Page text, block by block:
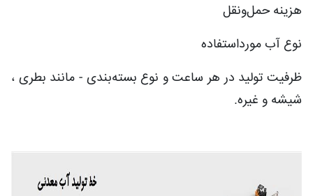
هزینه حمل‌ونقل
نوع آب مورداستفاده
ظرفیت تولید در هر ساعت و نوع بسته‌بندی - مانند بطری ،
شیشه و غیره.